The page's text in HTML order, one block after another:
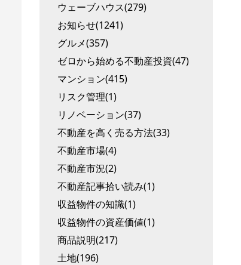
ウェーブハウス(279)
お知らせ(1241)
グルメ(357)
ゼロから始める不動産投資(47)
マンション(415)
リスク管理(1)
リノベーション(37)
不動産を高く売る方法(33)
不動産市場(4)
不動産市況(2)
不動産記事拾い読み(1)
収益物件の知識(1)
収益物件の資産価値(1)
商品説明(217)
土地(196)